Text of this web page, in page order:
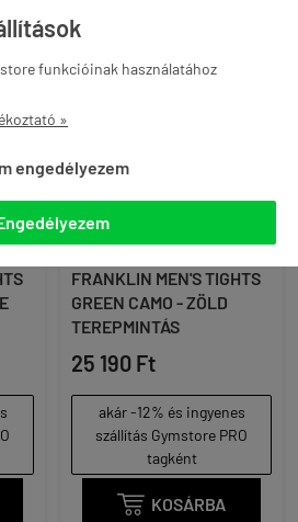
funkcióinak használatához
»
engedélyezem
FRANKLIN MEN'S TIGHTS
GREEN CAMO - ZÖLD
TEREPMINTÁS
25 190 Ft
akár -12% és ingyenes
szállítás Gymstore PRO
tagként
 KOSÁRBA